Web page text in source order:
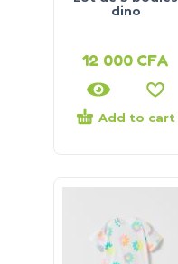
dino
12 000 CFA
Add to cart